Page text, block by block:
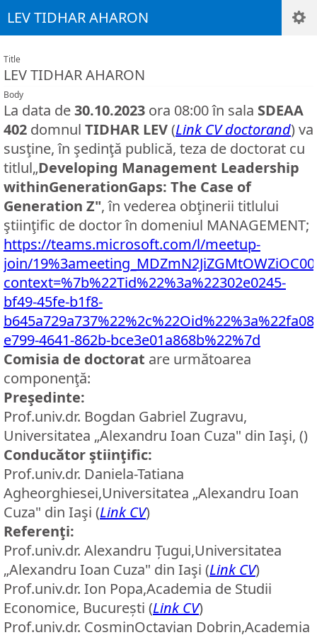
LEV TIDHAR AHARON
Title
LEV TIDHAR AHARON
Body
La data de30.10.2023 ora 08:00 în sala SDEAA
402 domnul TIDHAR LEV(Link CV doctorand) va
susţine, în şedinţă publică, teza de doctorat cu
titlul„Developing Management Leadership
withinGenerationGaps: The Case of
Generation Z", în vederea obţinerii titlului
ştiinţific de doctor în domeniul MANAGEMENT;
https://teams.microsoft.com/l/meetup-
join/
context=%7b%22Tid%22%3a%22302e0245-
bf49-45fe-b1f8-
e799-4641-862b-bce3e01a868b%22%7d
Comisia de doctorat are următoarea
componenţă:
Preşedinte:
Prof.univ.dr. Bogdan Gabriel Zugravu,
Universitatea „Alexandru Ioan Cuza" din Iaşi, ()
Conducător ştiinţific:
Prof.univ.dr. Daniela-Tatiana
Agheorghiesei,Universitatea „Alexandru Ioan
Cuza" din Iaşi (Link CV)
Referenţi:
Prof.univ.dr. Alexandru Țugui,Universitatea
„Alexandru Ioan Cuza" din Iaşi (Link CV)
Prof.univ.dr. Ion Popa,Academia de Studii
Economice, București (Link CV)
Prof.univ.dr. CosminOctavian Dobrin,Academia